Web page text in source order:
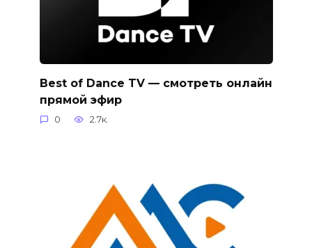
Best of Dance TV — смотреть онлайн
прямой эфир
0 2.7к.